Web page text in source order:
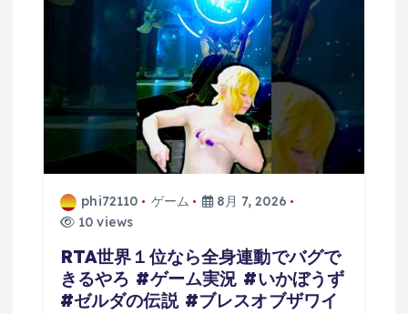
phi72110 ゲーム
8月 7, 2026
10 views
RTA世界１位なら全身連動でバグで
きるやろ #ゲーム実況 #いかぼうず
#ゼルダの伝説 #ブレスオブザワイ